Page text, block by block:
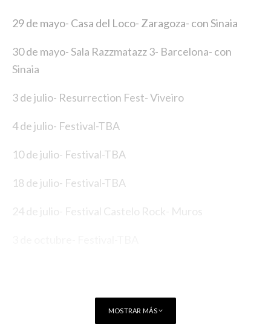
29 de mayo- Casa del Loco- Zaragoza- con Sinaia
30 de mayo- Sala Razzmatazz 3- Barcelona- con
Sinaia
3 de julio- Resurrection Fest- Viveiro
4 de julio- Festival-TBA
10 de julio- Festival-TBA
18 de julio- Festival-TBA
24 de julio- Festival Castelo Rock- Muros
MOSTRAR MÁS